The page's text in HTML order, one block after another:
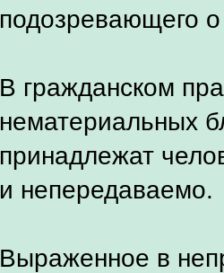
подозревающего
В гражданском
нематериальных
принадлежат
и непередаваемо.
Выраженное в